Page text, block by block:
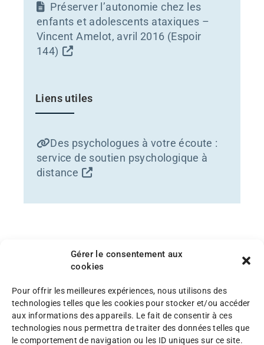
Gérer le consentement aux
cookies
Pour offrir les meilleures expériences, nous utilisons des
technologies telles que les cookies pour stocker et/ou accéder
aux informations des appareils. Le fait de consentir à ces
technologies nous permettra de traiter des données telles que
le comportement de navigation ou les ID uniques sur ce site.
Préserver l’autonomie chez les
enfants et adolescents ataxiques –
Vincent Amelot, avril 2016 (Espoir
144)
Liens utiles
Des psychologues à votre écoute :
service de soutien psychologique à
distance